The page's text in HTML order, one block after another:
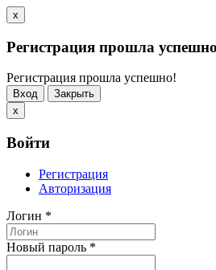
x
Регистрация прошла
Регистрация прошла успешно!
Вход
Закрыть
x
Войти
Регистрация
Авторизация
Логин *
Новый пароль *